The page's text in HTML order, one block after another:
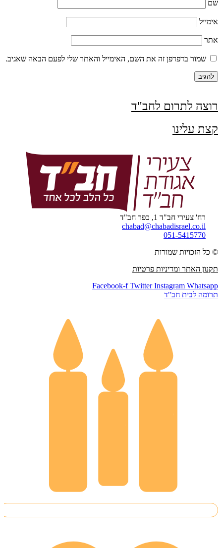
שם
אימייל
אתר
שמור בדפדפן זה את השם, האימייל והאתר שלי לפעם הבאה שאגיב.
רוצה לתרום לחב"ד
קצת עלינו
רח' צעירי חב"ד 1, כפר חב"ד
chabad@chabadisrael.co.il
051-5415770
© כל הזכויות שמורות
תקנון האתר ומדיניות פרטיות
Facebook-f Twitter Instagram Whatsapp
תרומה לבית חב"ד